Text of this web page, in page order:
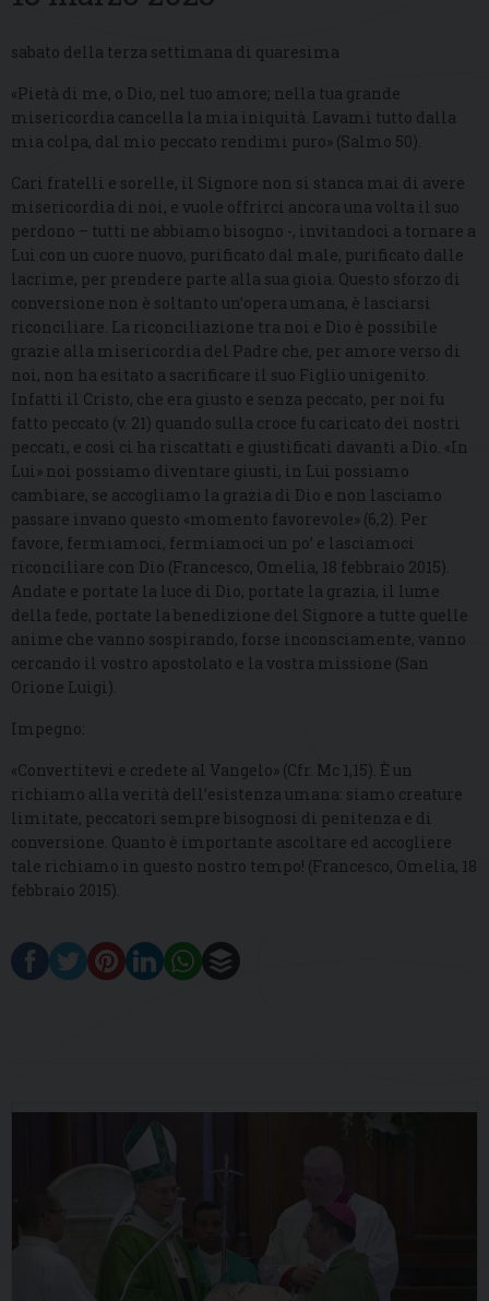
sabato della terza settimana di quaresima
«Pietà di me, o Dio, nel tuo amore; nella tua grande
misericordia cancella la mia iniquità. Lavami tutto dalla
mia colpa, dal mio peccato rendimi puro» (Salmo 50).
Cari fratelli e sorelle, il Signore non si stanca mai di avere
misericordia di noi, e vuole offrirci ancora una volta il suo
perdono – tutti ne abbiamo bisogno -, invitandoci a tornare a
Lui con un cuore nuovo, purificato dal male, purificato dalle
lacrime, per prendere parte alla sua gioia. Questo sforzo di
conversione non è soltanto un’opera umana, è lasciarsi
riconciliare. La riconciliazione tra noi e Dio è possibile
grazie alla misericordia del Padre che, per amore verso di
noi, non ha esitato a sacrificare il suo Figlio unigenito.
Infatti il Cristo, che era giusto e senza peccato, per noi fu
fatto peccato (v. 21) quando sulla croce fu caricato dei nostri
peccati, e così ci ha riscattati e giustificati davanti a Dio. «In
Lui» noi possiamo diventare giusti, in Lui possiamo
cambiare, se accogliamo la grazia di Dio e non lasciamo
passare invano questo «momento favorevole» (6,2). Per
favore, fermiamoci, fermiamoci un po’ e lasciamoci
riconciliare con Dio (Francesco, Omelia, 18 febbraio 2015).
Andate e portate la luce di Dio, portate la grazia, il lume
della fede, portate la benedizione del Signore a tutte quelle
anime che vanno sospirando, forse inconsciamente, vanno
cercando il vostro apostolato e la vostra missione (San
Orione Luigi).
Impegno:
«Convertitevi e credete al Vangelo» (Cfr. Mc 1,15). È un
richiamo alla verità dell’esistenza umana: siamo creature
limitate, peccatori sempre bisognosi di penitenza e di
conversione. Quanto è importante ascoltare ed accogliere
tale richiamo in questo nostro tempo! (Francesco, Omelia, 18
febbraio 2015).